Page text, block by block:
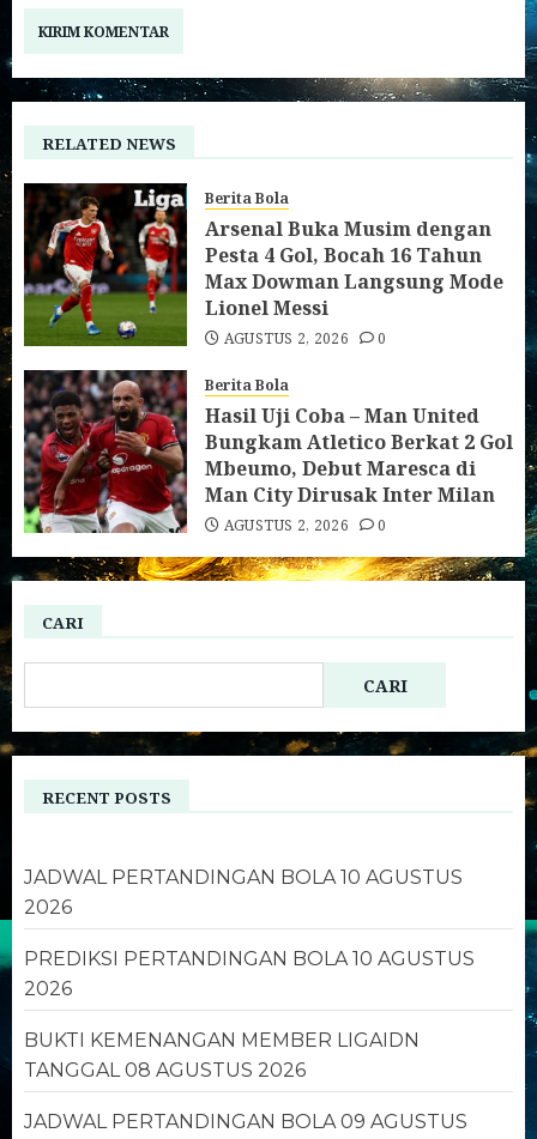
RELATED NEWS
Berita Bola
Arsenal Buka Musim dengan
Pesta 4 Gol, Bocah 16 Tahun
Max Dowman Langsung Mode
Lionel Messi
AGUSTUS 2, 2026 0
Berita Bola
Hasil Uji Coba – Man United
Bungkam Atletico Berkat 2 Gol
Mbeumo, Debut Maresca di
Man City Dirusak Inter Milan
AGUSTUS 2, 2026 0
CARI
CARI
RECENT POSTS
JADWAL PERTANDINGAN BOLA 10 AGUSTUS
2026
PREDIKSI PERTANDINGAN BOLA 10 AGUSTUS
2026
BUKTI KEMENANGAN MEMBER LIGAIDN
TANGGAL 08 AGUSTUS 2026
JADWAL PERTANDINGAN BOLA 09 AGUSTUS